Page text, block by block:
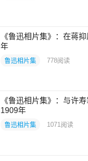
《鲁迅相片集》：在蒋
年
鲁迅相片集 778阅读
《鲁迅相片集》：与许
1909年
鲁迅相片集 1071阅读